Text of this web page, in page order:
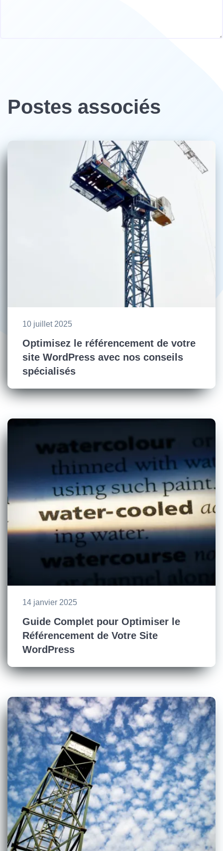
Postes associés
10 juillet 2025
Optimisez le référencement de votre
site WordPress avec nos conseils
spécialisés
14 janvier 2025
Guide Complet pour Optimiser le
Référencement de Votre Site
WordPress